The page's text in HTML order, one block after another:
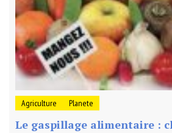
Agriculture Planete
Le gaspillage alimentaire :